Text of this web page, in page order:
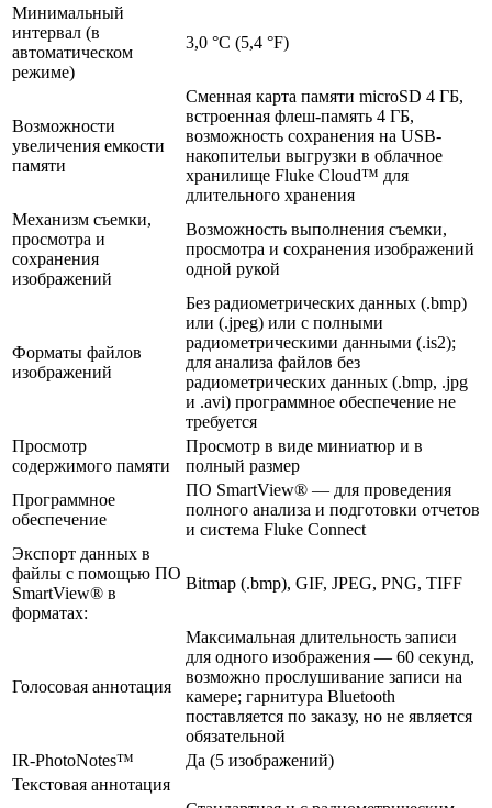
Минимальный
интервал (в
автоматическом
режиме)
3,0 °C (5,4 °F)
Возможности
увеличения емкости
памяти
Сменная карта памяти microSD 4 ГБ,
встроенная флеш-память 4 ГБ,
возможность сохранения на USB-
накопительи выгрузки в облачное
хранилище Fluke Cloud™ для
длительного хранения
Механизм съемки,
просмотра и
сохранения
изображений
Возможность выполнения съемки,
просмотра и сохранения изображений
одной рукой
Форматы файлов
изображений
Без радиометрических данных (.bmp)
или (.jpeg) или с полными
радиометрическими данными (.is2);
для анализа файлов без
радиометрических данных (.bmp, .jpg
и .avi) программное обеспечение не
требуется
Просмотр
содержимого памяти
Просмотр в виде миниатюр и в
полный размер
Программное
обеспечение
ПО SmartView® — для проведения
полного анализа и подготовки отчетов
и система Fluke Connect
Экспорт данных в
файлы с помощью ПО
SmartView® в
форматах:
Bitmap (.bmp), GIF, JPEG, PNG, TIFF
Голосовая аннотация
Максимальная длительность записи
для одного изображения — 60 секунд,
возможно прослушивание записи на
камере; гарнитура Bluetooth
поставляется по заказу, но не является
обязательной
IR-PhotoNotes™
Да (5 изображений)
Текстовая аннотация